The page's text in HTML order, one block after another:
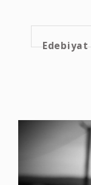
Edebiyat